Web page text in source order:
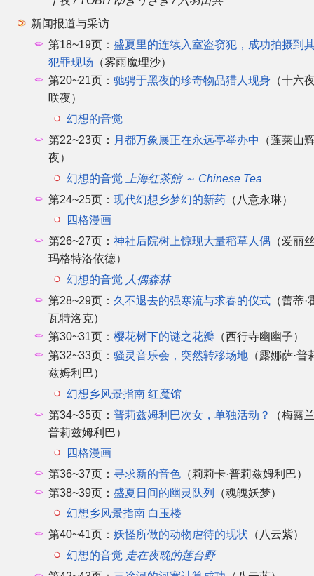
新闻报道与采访
第18~19页： 盛夏里的连续入室盗窃犯，成功拍摄到
犯罪现场 （雾雨魔理沙）
第20~21页：驰骋于黑夜的珍奇物品猎人现身 （十六
咲夜）
幻想的音觉
第22~23页： 月都万象展正在永远亭举办中
（蓬莱山
夜）
幻想的音觉
上海红茶館 ～ Chinese Tea
第24~25页：现代幻想乡梦幻的新药 （八意永琳）
四格漫画
第26~27页：神社后院树上惊现大量稻草人偶 （爱丽
玛格特洛依德）
幻想的音觉 人偶森林
第28~29页： 久不退去的强寒流与求春的仪式 （蕾蒂·
瓦特洛克）
第30~31页：樱花树下的谜之花瓣 （西行寺幽幽子）
第32~33页：骚灵音乐会，突然转移场地 （露娜萨·普
兹姆利巴）
幻想乡风景指南 红魔馆
第34~35页：普莉兹姆利巴次女，单独活动？
（梅露
普莉兹姆利巴）
四格漫画
第36~37页：寻求新的音色 （莉莉卡·普莉兹姆利巴）
第38~39页： 盛夏日间的幽灵队列
（魂魄妖梦）
幻想乡风景指南 白玉楼
第40~41页：妖怪所做的动物虐待的现状 （八云紫）
幻想的音觉 走在夜晚的莲台野